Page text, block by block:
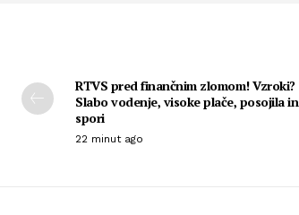
RTVS pred finančnim zlomom! Vzroki?
Slabo vodenje, visoke plače, posojila in
spori
22 minut ago